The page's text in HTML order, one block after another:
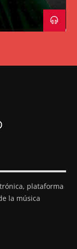
plataforma
la música